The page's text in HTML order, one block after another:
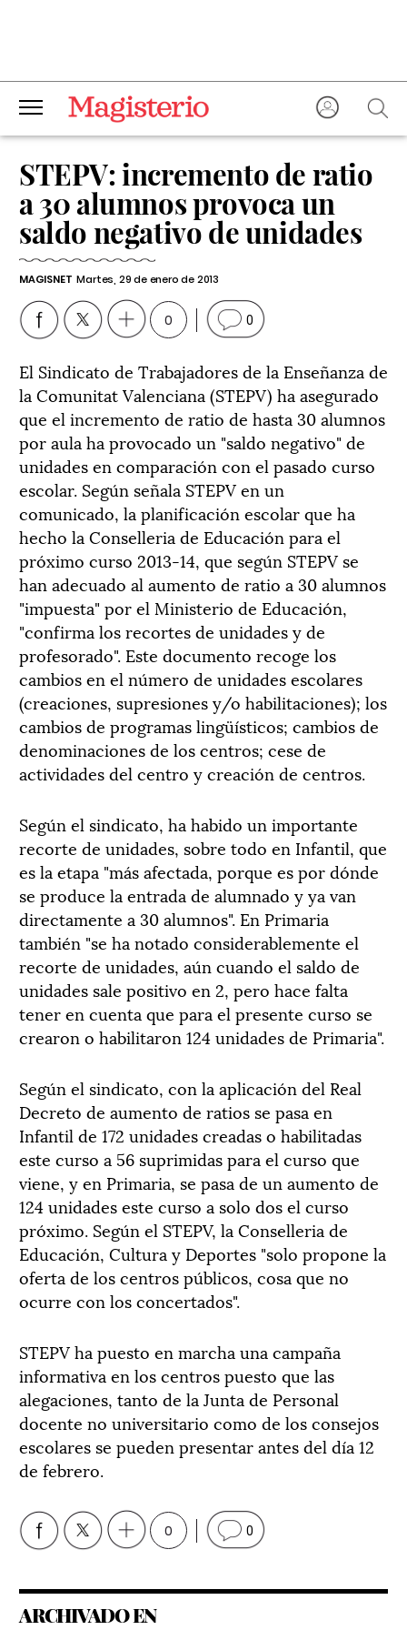
STEPV: incremento de ratio
a 30 alumnos provoca un
saldo negativo de unidades
MAGISNET Martes, 29 de enero de 2013
0 0
El Sindicato de Trabajadores de la Enseñanza de
la Comunitat Valenciana (STEPV) ha asegurado
que el incremento de ratio de hasta 30 alumnos
por aula ha provocado un "saldo negativo" de
unidades en comparación con el pasado curso
escolar. Según señala STEPV en un
comunicado, la planificación escolar que ha
hecho la Conselleria de Educación para el
próximo curso 2013-14, que según STEPV se
han adecuado al aumento de ratio a 30 alumnos
"impuesta" por el Ministerio de Educación,
"confirma los recortes de unidades y de
profesorado". Este documento recoge los
cambios en el número de unidades escolares
(creaciones, supresiones y/o habilitaciones); los
cambios de programas lingüísticos; cambios de
denominaciones de los centros; cese de
actividades del centro y creación de centros.
Según el sindicato, ha habido un importante
recorte de unidades, sobre todo en Infantil, que
es la etapa "más afectada, porque es por dónde
se produce la entrada de alumnado y ya van
directamente a 30 alumnos". En Primaria
también "se ha notado considerablemente el
recorte de unidades, aún cuando el saldo de
unidades sale positivo en 2, pero hace falta
tener en cuenta que para el presente curso se
crearon o habilitaron 124 unidades de Primaria".
Según el sindicato, con la aplicación del Real
Decreto de aumento de ratios se pasa en
Infantil de 172 unidades creadas o habilitadas
este curso a 56 suprimidas para el curso que
viene, y en Primaria, se pasa de un aumento de
124 unidades este curso a solo dos el curso
próximo. Según el STEPV, la Conselleria de
Educación, Cultura y Deportes "solo propone la
oferta de los centros públicos, cosa que no
ocurre con los concertados".
STEPV ha puesto en marcha una campaña
informativa en los centros puesto que las
alegaciones, tanto de la Junta de Personal
docente no universitario como de los consejos
escolares se pueden presentar antes del día 12
de febrero.
0 0
ARCHIVADO EN